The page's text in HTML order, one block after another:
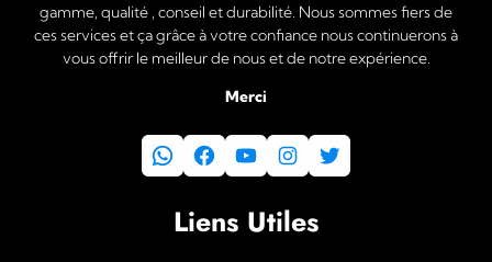
gamme, qualité , conseil et durabilité. Nous sommes fiers de
ces services et ça grâce à votre confiance nous continuerons à
vous offrir le meilleur de nous et de notre expérience.
Merci
WhatsApp Facebook YouTube Instagram Twitter
Liens Utiles